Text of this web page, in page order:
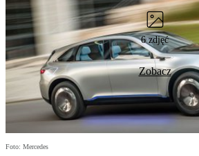
6 zdjęć
Zobacz
Foto: Mercedes